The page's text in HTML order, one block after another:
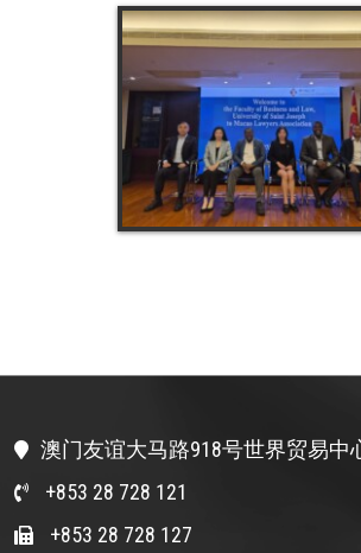
澳门友谊大马路918号世界贸易中
+853 28 728 121
+853 28 728 127